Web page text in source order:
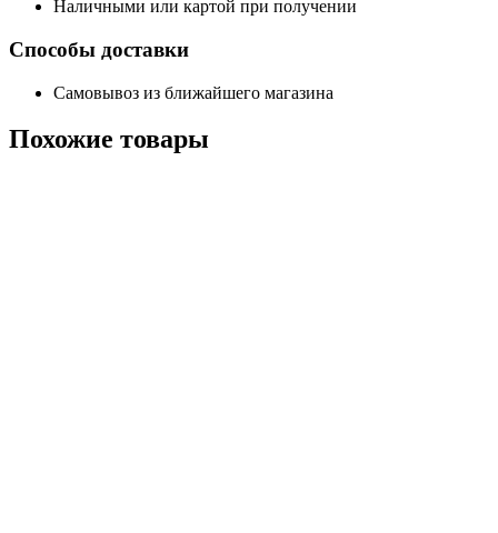
Наличными или картой при получении
Способы доставки
Самовывоз из ближайшего магазина
Похожие товары